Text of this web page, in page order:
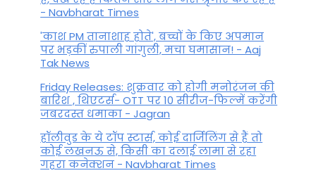
- Navbharat Times
'काश PM तानाशाह होते', बच्चों के किए अपमान
पर भड़कीं रुपाली गांगुली, मचा घमासान! - Aaj
Tak News
Friday Releases: शुक्रवार को होगी मनोरंजन की
बारिश , थिएटर्स- OTT पर 10 सीरीज-फिल्में करेंगी
जबरदस्त धमाका - Jagran
हॉलीवुड के ये टॉप स्टार्स, कोई दार्जिलिंग से हैं तो
कोई लखनऊ से, किसी का दलाई लामा से रहा
गहरा कनेक्शन - Navbharat Times